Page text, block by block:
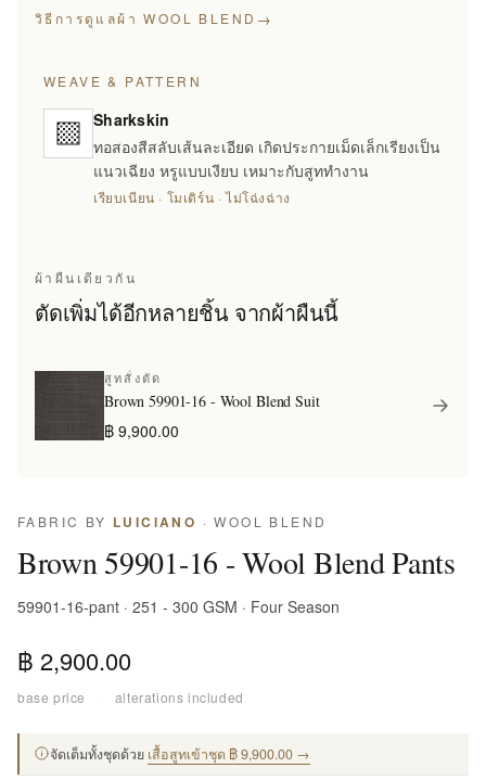
Stylish…
วิธีการดูแลผ้า WOOL BLEND →
WEAVE & PATTERN
Sharkskin
ทอสองสีสลับเส้นละเอียด เกิดประกายเม็ดเล็กเรียงเป็น
แนวเฉียง หรูแบบเงียบ เหมาะกับสูททำงาน
เรียบเนียน · โมเดิร์น · ไม่โฉ่งฉ่าง
ผ้าผืนเดียวกัน
ตัดเพิ่มได้อีกหลายชิ้น จากผ้าผืนนี้
สูทสั่งตัด
Brown 59901-16 - Wool Blend Suit
฿ 9,900.00
FABRIC BY LUICIANO · WOOL BLEND
Brown 59901-16 - Wool Blend Pants
59901-16-pant · 251 - 300 GSM · Four Season
฿ 2,900.00
base price · alterations included
จัดเต็มทั้งชุดด้วย เสื้อสูทเข้าชุด ฿ 9,900.00 →